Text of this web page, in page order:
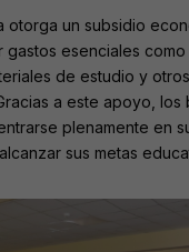
otorga un subsidio
gastos esenciales como
de estudio y
a este apoyo, los
plenamente en
sus metas